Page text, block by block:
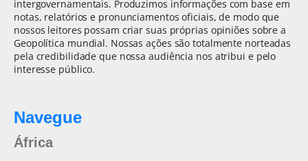
intergovernamentais. Produzimos informações com base em
notas, relatórios e pronunciamentos oficiais, de modo que
nossos leitores possam criar suas próprias opiniões sobre a
Geopolítica mundial. Nossas ações são totalmente norteadas
pela credibilidade que nossa audiência nos atribui e pelo
interesse público.
Navegue
África